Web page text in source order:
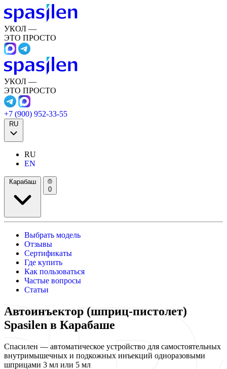
УКОЛ —
ЭТО ПРОСТО
УКОЛ —
ЭТО ПРОСТО
+7 (900) 952-33-55
RU
RU
EN
Карабаш
0
Выбрать модель
Отзывы
Сертификаты
Где купить
Как пользоваться
Частые вопросы
Статьи
Автоинъектор (шприц-пистолет)
Spasilen в Карабаше
Спасилен — автоматическое устройство для самостоятельных
внутримышечных и подкожных инъекций одноразовыми
шприцами 3 мл или 5 мл